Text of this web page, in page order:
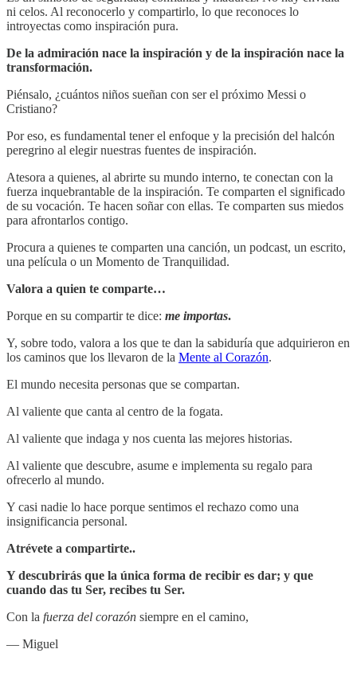
ni celos. Al reconocerlo y compartirlo, lo que reconoces lo
introyectas como inspiración pura.
De la admiración nace la inspiración y de la inspiración nace la
transformación.
Piénsalo, ¿cuántos niños sueñan con ser el próximo Messi o
Cristiano?
Por eso, es fundamental tener el enfoque y la precisión del halcón
peregrino al elegir nuestras fuentes de inspiración.
Atesora a quienes, al abrirte su mundo interno, te conectan con la
fuerza inquebrantable de la inspiración. Te comparten el significado
de su vocación. Te hacen soñar con ellas. Te comparten sus miedos
para afrontarlos contigo.
Procura a quienes te comparten una canción, un podcast, un escrito,
una película o un Momento de Tranquilidad.
Valora a quien te comparte…
Porque en su compartir te dice: me importas.
Y, sobre todo, valora a los que te dan la sabiduría que adquirieron en
los caminos que los llevaron de la Mente al Corazón.
El mundo necesita personas que se compartan.
Al valiente que canta al centro de la fogata.
Al valiente que indaga y nos cuenta las mejores historias.
Al valiente que descubre, asume e implementa su regalo para
ofrecerlo al mundo.
Y casi nadie lo hace porque sentimos el rechazo como una
insignificancia personal.
Atrévete a compartirte..
Y descubrirás que la única forma de recibir es dar; y que
cuando das tu Ser, recibes tu Ser.
Con la fuerza del corazón siempre en el camino,
— Miguel